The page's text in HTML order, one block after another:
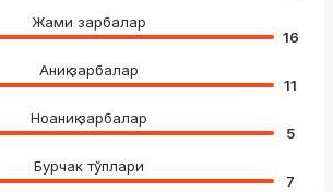
Жами зарбалар
16
Аниқ зарбалар
11
Ноаниқ зарбалар
5
Бурчак тўплари
7